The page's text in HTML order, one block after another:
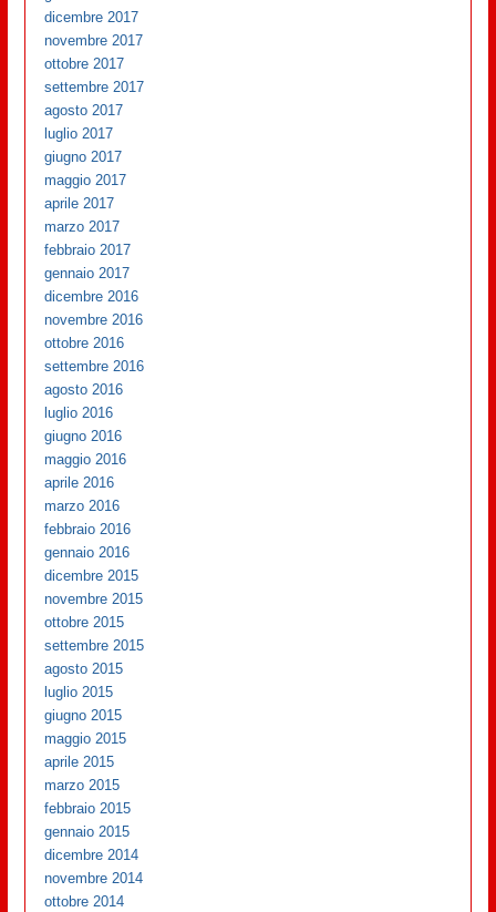
dicembre 2017
novembre 2017
ottobre 2017
settembre 2017
agosto 2017
luglio 2017
giugno 2017
maggio 2017
aprile 2017
marzo 2017
febbraio 2017
gennaio 2017
dicembre 2016
novembre 2016
ottobre 2016
settembre 2016
agosto 2016
luglio 2016
giugno 2016
maggio 2016
aprile 2016
marzo 2016
febbraio 2016
gennaio 2016
dicembre 2015
novembre 2015
ottobre 2015
settembre 2015
agosto 2015
luglio 2015
giugno 2015
maggio 2015
aprile 2015
marzo 2015
febbraio 2015
gennaio 2015
dicembre 2014
novembre 2014
ottobre 2014